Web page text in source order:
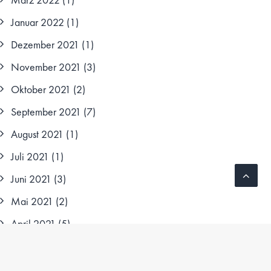
Januar 2022 (1)
Dezember 2021 (1)
November 2021 (3)
Oktober 2021 (2)
September 2021 (7)
August 2021 (1)
Juli 2021 (1)
Juni 2021 (3)
Mai 2021 (2)
April 2021 (5)